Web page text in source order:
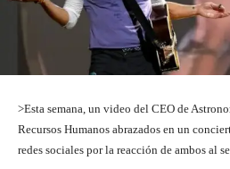
>Esta semana, un video del CEO de
Recursos Humanos abrazados en un
redes sociales por la reacción de ambos al